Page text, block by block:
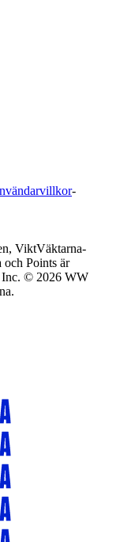
-
ViktVäktarna-
Points är
Inc. © 2026 WW